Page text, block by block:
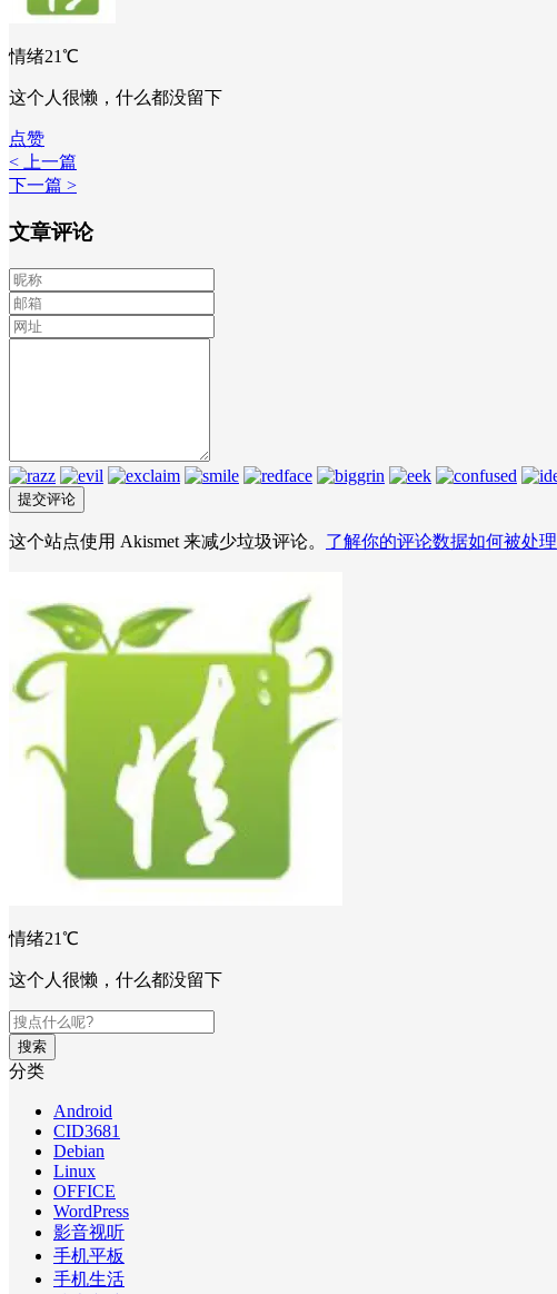
情绪21℃
这个人很懒，什么都没留下
点赞
< 上一篇
下一篇 >
文章评论
这个站点使用 Akismet 来减少垃圾评论。 了解你的评论数据如何被处理
情绪21℃
这个人很懒，什么都没留下
搜索
分类
Android
CID3681
Debian
Linux
OFFICE
WordPress
影音视听
手机平板
手机生活